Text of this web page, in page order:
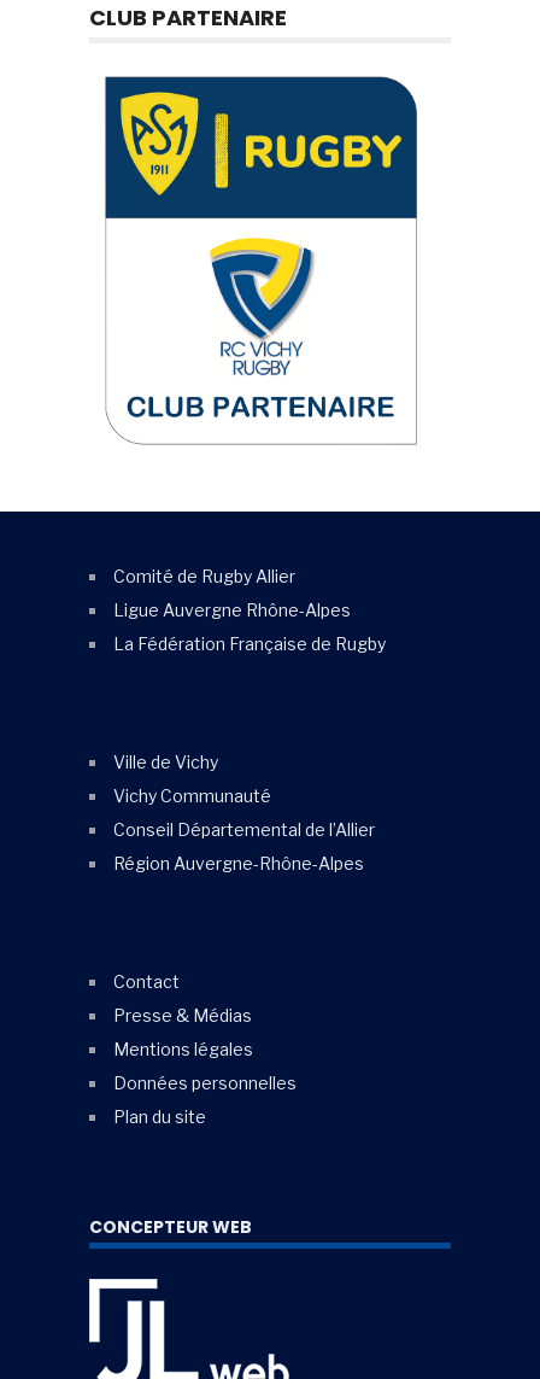
CLUB PARTENAIRE
Comité de Rugby Allier
Ligue Auvergne Rhône-Alpes
La Fédération Française de Rugby
Ville de Vichy
Vichy Communauté
Conseil Départemental de l’Allier
Région Auvergne-Rhône-Alpes
Contact
Presse & Médias
Mentions légales
Données personnelles
Plan du site
CONCEPTEUR WEB